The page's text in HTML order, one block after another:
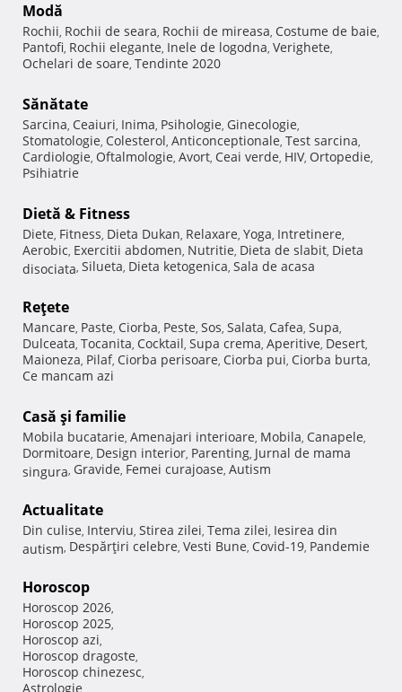
Modă
Rochii, Rochii de seara, Rochii de mireasa, Costume de baie,
Pantofi, Rochii elegante, Inele de logodna, Verighete,
Ochelari de soare, Tendinte 2020
Sănătate
Sarcina, Ceaiuri, Inima, Psihologie, Ginecologie,
Stomatologie, Colesterol, Anticonceptionale, Test sarcina,
Cardiologie, Oftalmologie, Avort, Ceai verde, HIV, Ortopedie,
Psihiatrie
Dietă & Fitness
Diete, Fitness, Dieta Dukan, Relaxare, Yoga, Intretinere,
Aerobic, Exercitii abdomen, Nutritie, Dieta de slabit, Dieta
disociata, Silueta, Dieta ketogenica, Sala de acasa
Reţete
Mancare, Paste, Ciorba, Peste, Sos, Salata, Cafea, Supa,
Dulceata, Tocanita, Cocktail, Supa crema, Aperitive, Desert,
Maioneza, Pilaf, Ciorba perisoare, Ciorba pui, Ciorba burta,
Ce mancam azi
Casă şi familie
Mobila bucatarie, Amenajari interioare, Mobila, Canapele,
Dormitoare, Design interior, Parenting, Jurnal de mama
singura, Gravide, Femei curajoase, Autism
Actualitate
Din culise, Interviu, Stirea zilei, Tema zilei, Iesirea din
autism, Despărţiri celebre, Vesti Bune, Covid-19, Pandemie
Horoscop
Horoscop 2026,
Horoscop 2025,
Horoscop azi,
Horoscop dragoste,
Horoscop chinezesc,
Astrologie